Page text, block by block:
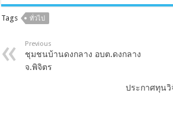
Tags ทั่วไป
Previous
ชุมชนบ้านดงกลาง อบต.ดงกลาง
จ.พิจิตร
ประกาศทุนวิ